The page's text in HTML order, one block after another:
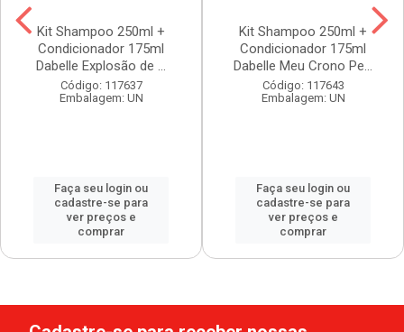
Kit Shampoo 250ml +
Condicionador 175ml
Dabelle Explosão de ...
Código: 117637
Embalagem: UN
Faça seu login ou
cadastre-se para
ver preços e
comprar
Kit Shampoo 250ml +
Condicionador 175ml
Dabelle Meu Crono Pe...
Código: 117643
Embalagem: UN
Faça seu login ou
cadastre-se para
ver preços e
comprar